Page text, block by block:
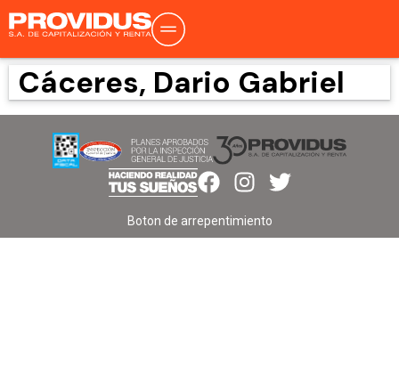
Cáceres, Dario Gabriel
Boton de arrepentimiento